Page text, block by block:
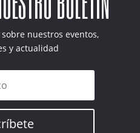
nuestros eventos,
y actualidad